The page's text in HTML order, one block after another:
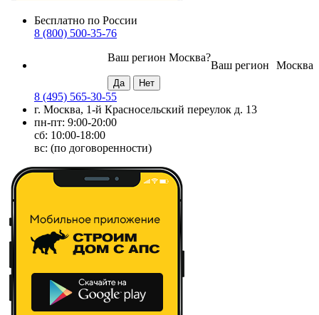
Бесплатно по России
8 (800) 500-35-76
Москва
Ваш регион
Ваш регион Москва?
8 (495) 565-30-55
г. Москва, 1-й Красносельский переулок д. 13
пн-пт: 9:00-20:00
сб: 10:00-18:00
вс: (по договоренности)